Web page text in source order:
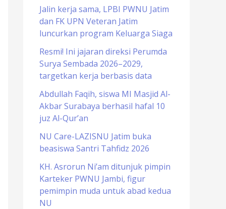
f
o
r
:
Jalin kerja sama, LPBI PWNU Jatim
dan FK UPN Veteran Jatim
luncurkan program Keluarga Siaga
Resmi! Ini jajaran direksi Perumda
Surya Sembada 2026–2029,
targetkan kerja berbasis data
Abdullah Faqih, siswa MI Masjid Al-
Akbar Surabaya berhasil hafal 10
juz Al-Qur’an
NU Care-LAZISNU Jatim buka
beasiswa Santri Tahfidz 2026
KH. Asrorun Ni’am ditunjuk pimpin
Karteker PWNU Jambi, figur
pemimpin muda untuk abad kedua
NU